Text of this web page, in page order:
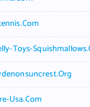
Toys-
Usa.com